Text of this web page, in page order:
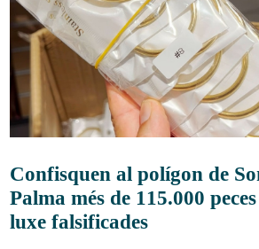
Confisquen al polígon de
Palma més de 115.000
luxe falsificades